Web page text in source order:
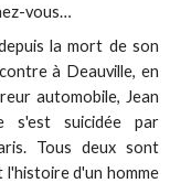
vous…
la mort de son
à Deauville, en
automobile, Jean
s'est suicidée par
Tous deux sont
l'histoire d'un homme